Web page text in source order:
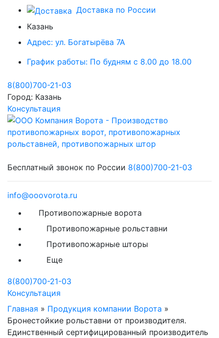
Доставка по России
Казань
Адрес: ул. Богатырёва 7А
График работы: По будням с 8.00 до 18.00
8(800)700-21-03
Город: Казань
Консультация
Бесплатный звонок по России 8(800)700-21-03
info@ooovorota.ru
Противопожарные ворота
Противопожарные рольставни
Противопожарные шторы
Еще
8(800)700-21-03
Консультация
Главная » Продукция компании Ворота »
Бронестойкие рольставни от производителя.
Единственный сертифицированный производитель